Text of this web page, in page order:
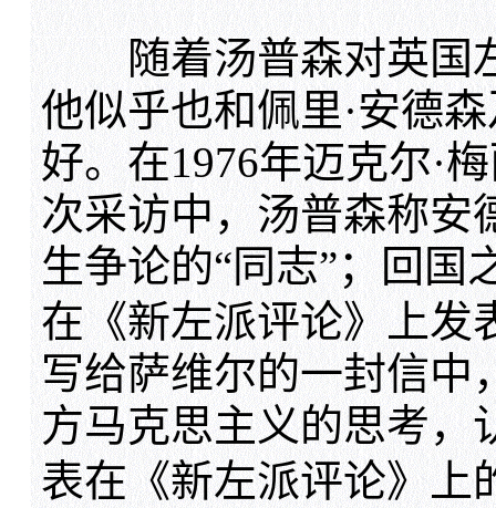
随着汤普森对英国
他似乎也和佩里·安德
好。在1976年迈克尔·
次采访中，汤普森称安
生争论的“同志”；回国
在《新左派评论》上发
写给萨维尔的一封信中
方马克思主义的思考，
表在《新左派评论》上